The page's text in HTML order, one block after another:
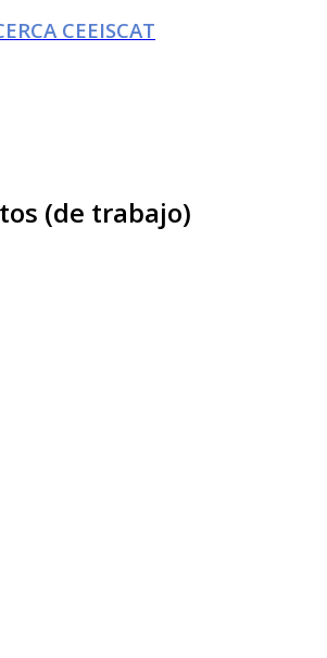
CEEISCAT
(de trabajo)